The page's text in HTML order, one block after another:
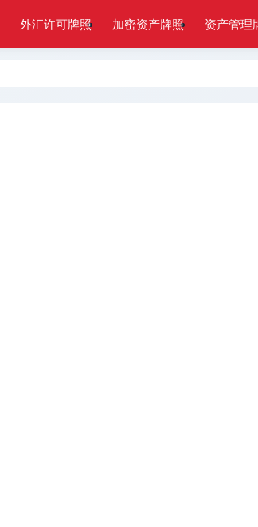
外汇许可牌照 加密资产牌照 资产管理